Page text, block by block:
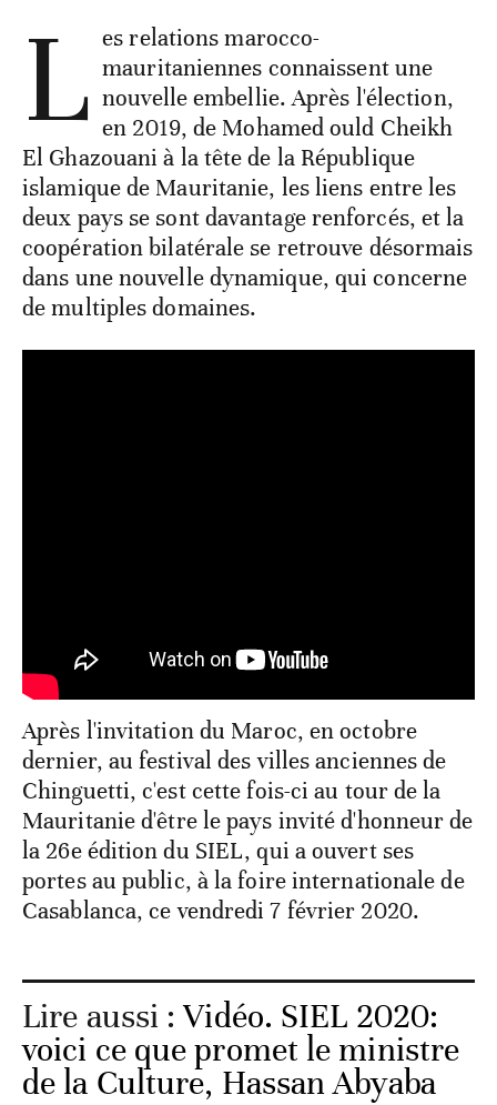
L es relations marocco-
mauritaniennes connaissent une
nouvelle embellie. Après l'élection,
en 2019, de Mohamed ould Cheikh
El Ghazouani à la tête de la République
islamique de Mauritanie, les liens entre les
deux pays se sont davantage renforcés, et la
coopération bilatérale se retrouve désormais
dans une nouvelle dynamique, qui concerne
de multiples domaines.
Après l'invitation du Maroc, en octobre
dernier, au festival des villes anciennes de
Chinguetti, c'est cette fois-ci au tour de la
Mauritanie d'être le pays invité d'honneur de
la 26e édition du SIEL, qui a ouvert ses
portes au public, à la foire internationale de
Casablanca, ce vendredi 7 février 2020.
Lire aussi :Vidéo. SIEL 2020:
voici ce que promet le ministre
de la Culture, Hassan Abyaba